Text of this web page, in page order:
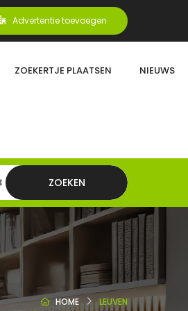
Advertentie toevoegen
ZOEKERTJE PLAATSEN NIEUWS
ZOEKEN
HOME LEUVEN